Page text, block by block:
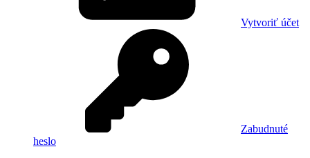
Vytvoriť účet
Zabudnuté
heslo